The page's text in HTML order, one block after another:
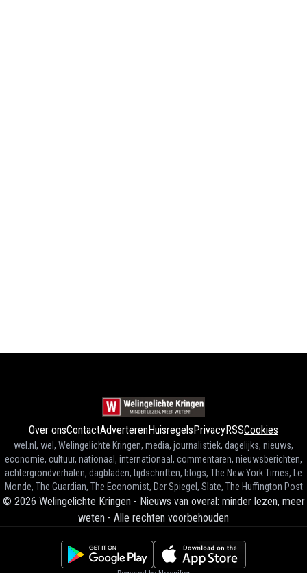
Over onsContactAdverterenHuisregelsPrivacyRSSCookies
wel.nl, wel, Welingelichte Kringen, media, journalistiek, dagelijks, nieuws,
economie, cultuur, nationaal, internationaal, commentaren, nieuwsberichten,
achtergrondverhalen, dagbladen, tijdschriften, blogs, The New York Times, Le
Monde, The Guardian, The Economist, Der Spiegel, Slate, The Huffington Post
© 2026 Welingelichte Kringen - Nieuws van overal: minder lezen, meer
weten - Alle rechten voorbehouden